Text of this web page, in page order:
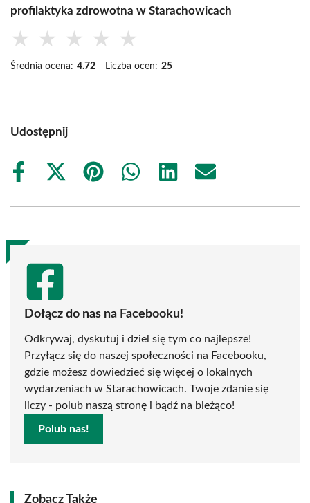
profilaktyka zdrowotna w Starachowicach
★ ★ ★ ★ ★
Średnia ocena: 4.72 Liczba ocen: 25
Udostępnij
Share
Share
(Twitter)
Share
Share
Share
Share
Dołącz do nas na Facebooku!
Odkrywaj, dyskutuj i dziel się tym co najlepsze!
Przyłącz się do naszej społeczności na Facebooku,
gdzie możesz dowiedzieć się więcej o lokalnych
wydarzeniach w Starachowicach. Twoje zdanie się
liczy - polub naszą stronę i bądź na bieżąco!
Polub nas!
Zobacz Także